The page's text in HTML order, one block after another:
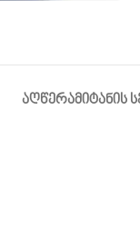
ᲐᲦᲬᲔᲠᲐᲛᲘᲢᲐᲜᲘᲡ